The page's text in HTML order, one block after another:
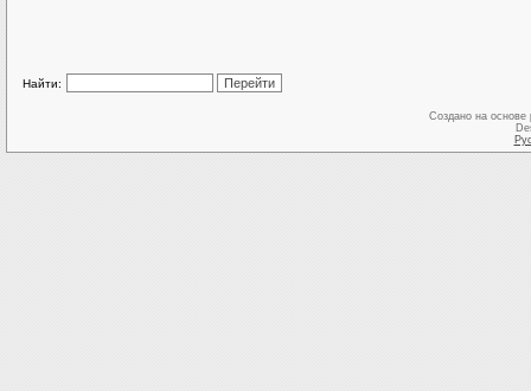
Найти:
Создано на основе